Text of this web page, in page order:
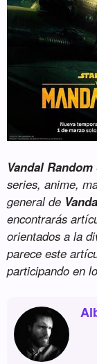
Vandal Random
series, anime,
general de
encontrarás
orientados a la
parece este
participando en